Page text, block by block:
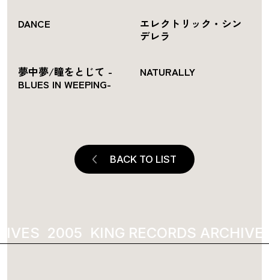
DANCE
エレクトリック・シン
デレラ
夢中夢/瞳をとじて -
BLUES IN WEEPING-
NATURALLY
BACK TO LIST
KING RECORDS ARCHIVES